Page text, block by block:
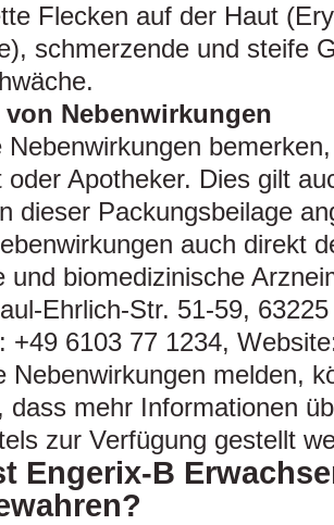
Flecken auf der Haut
schmerzende und steife
Nebenwirkungen
Nebenwirkungen
oder Apotheker. Dies gilt
dieser Packungsbeilage
auch direkt
und biomedizinische
Ehrlich-Str. 51-59,
+49 6103 77 1234,
Nebenwirkungen melden,
dass mehr Informationen
zur Verfügung gestellt
Engerix-B